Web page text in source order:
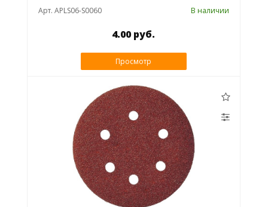
Арт. APLS06-S0060 В наличии
4.00 руб.
Просмотр